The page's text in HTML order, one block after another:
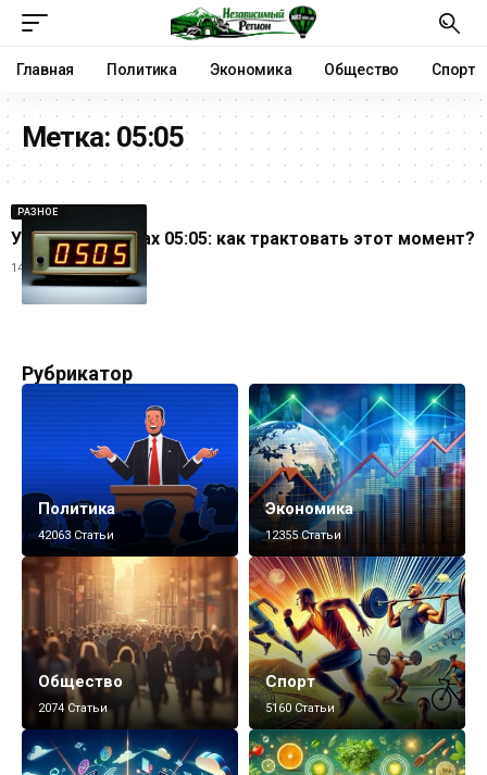
Главная Политика Экономика Общество Спорт
Метка: 05:05
РАЗНОЕ
Увидеть на часах 05:05: как трактовать этот момент?
14.11.2025
Рубрикатор
Политика
42063 Статьи
Экономика
12355 Статьи
Общество
2074 Статьи
Спорт
5160 Статьи